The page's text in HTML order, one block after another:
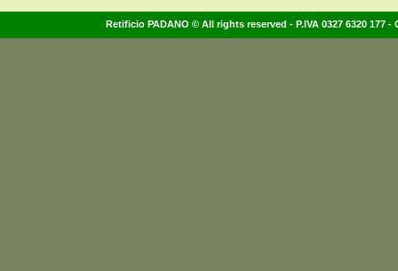
Retificio PADANO © All rights reserved - P.IVA 0327 6320 177 -